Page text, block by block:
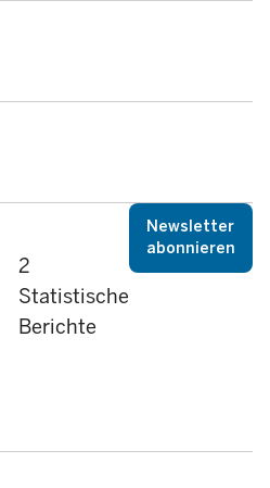
2
Statistische
Berichte
Newsletter
abonnieren